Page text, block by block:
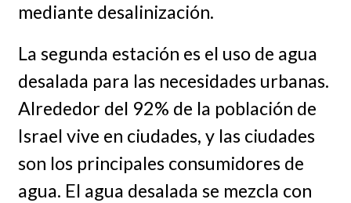
mediante desalinización.
La segunda estación es el uso de agua
desalada para las necesidades urbanas.
Alrededor del 92% de la población de
Israel vive en ciudades, y las ciudades
son los principales consumidores de
agua. El agua desalada se mezcla con